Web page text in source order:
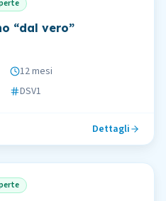
“dal vero”
12 mesi
DSV1
Dettagli